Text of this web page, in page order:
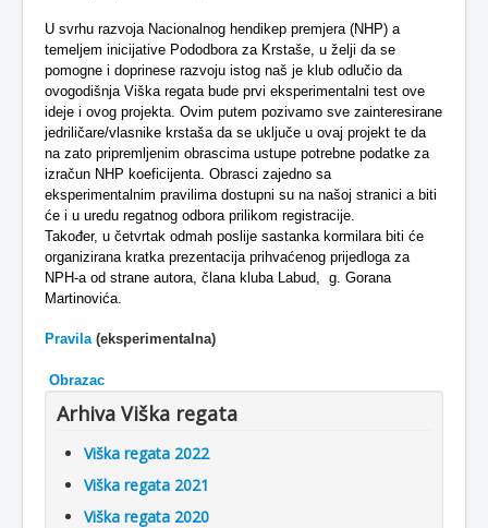
U svrhu razvoja Nacionalnog hendikep premjera (NHP) a
temeljem inicijative Pododbora za Krstaše, u želji da se
pomogne i doprinese razvoju istog naš je klub odlučio da
ovogodišnja Viška regata bude prvi eksperimentalni test ove
ideje i ovog projekta. Ovim putem pozivamo sve zainteresirane
jedriličare/vlasnike krstaša da se uključe u ovaj projekt te da
na zato pripremljenim obrascima ustupe potrebne podatke za
izračun NHP koeficijenta. Obrasci zajedno sa
eksperimentalnim pravilima dostupni su na našoj stranici a biti
će i u uredu regatnog odbora prilikom registracije.
Također, u četvrtak odmah poslije sastanka kormilara biti će
organizirana kratka prezentacija prihvaćenog prijedloga za
NPH-a od strane autora, člana kluba Labud, g. Gorana
Martinovića.
Pravila (eksperimentalna)
Obrazac
Arhiva Viška regata
Viška regata 2022
Viška regata 2021
Viška regata 2020